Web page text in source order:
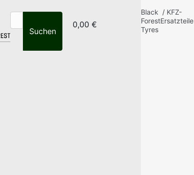
Suchen
0,00 €
Black
Forest
Tyres
/ KFZ-
Ersatzteile